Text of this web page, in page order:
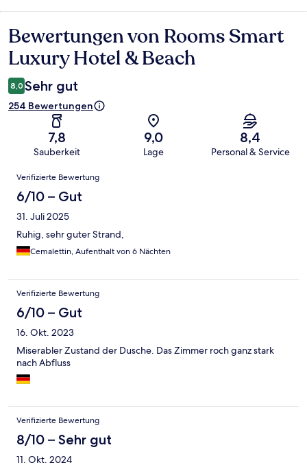
Bewertungen
Bewertungen von Rooms Smart
Luxury Hotel & Beach
8,0 Sehr gut
254 Bewertungen
7,8
Sauberkeit
9,0
Lage
8,4
Personal & Service
Bewertungen
Verifizierte Bewertung
6/10 – Gut
31. Juli 2025
Ruhig, sehr guter Strand,
Cemalettin, Aufenthalt von 6 Nächten
Verifizierte Bewertung
6/10 – Gut
16. Okt. 2023
Miserabler Zustand der Dusche. Das Zimmer roch ganz stark
nach Abfluss
Verifizierte Bewertung
8/10 – Sehr gut
11. Okt. 2024